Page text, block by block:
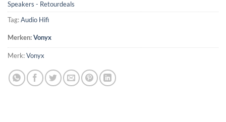
Speakers - Retourdeals
Tag:Audio Hifi
Merken:Vonyx
Merk:Vonyx